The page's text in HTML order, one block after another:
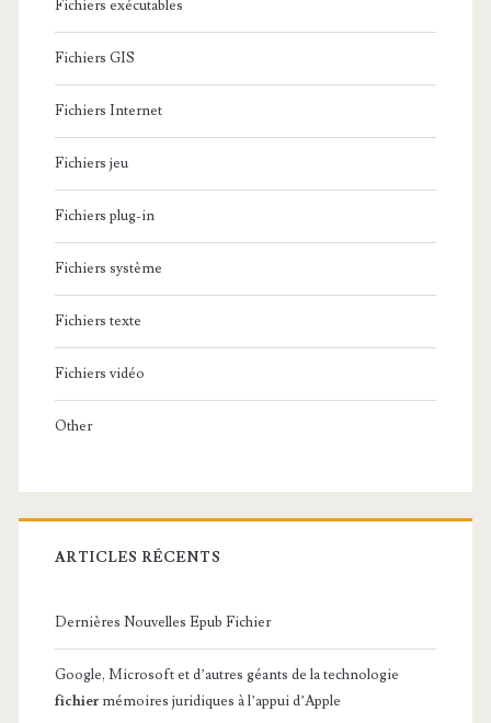
Fichiers exécutables
Fichiers GIS
Fichiers Internet
Fichiers jeu
Fichiers plug-in
Fichiers système
Fichiers texte
Fichiers vidéo
Other
ARTICLES RÉCENTS
Dernières Nouvelles Epub Fichier
Google, Microsoft et d’autres géants de la technologie
fichier mémoires juridiques à l’appui d’Apple